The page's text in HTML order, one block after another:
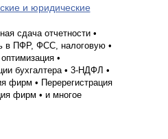
и юридические
сдача отчетности •
в ПФР, ФСС, налоговую •
•
бухгалтера • 3-НДФЛ •
фирм • Перерегистрация
фирм • и многое